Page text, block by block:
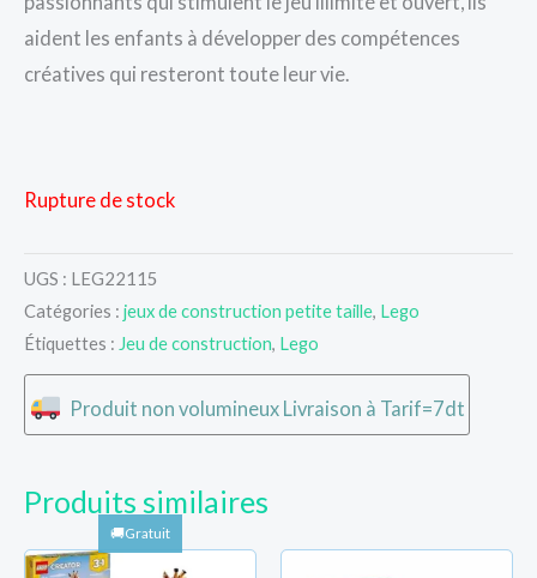
aident les enfants à développer des compétences
créatives qui resteront toute leur vie.
Rupture de stock
UGS : LEG22115
Catégories : jeux de construction petite taille, Lego
Étiquettes : Jeu de construction, Lego
Produit non volumineux Livraison à Tarif=7dt
Produits similaires